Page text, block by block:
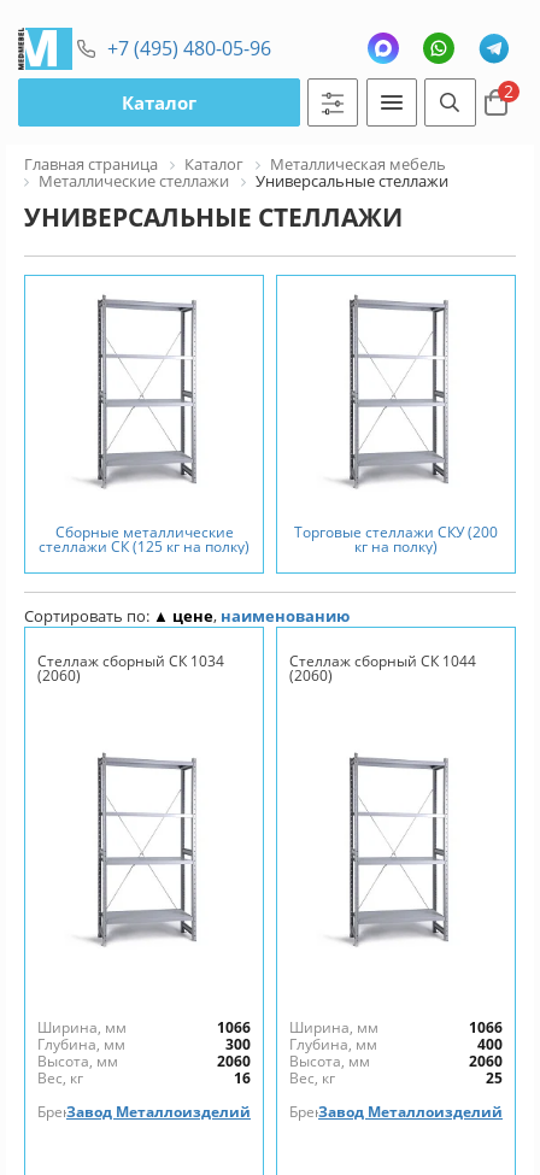
+7 (495) 480-05-96
Каталог 2
Главная страница Каталог Металлическая мебель
Металлические стеллажи Универсальные стеллажи
УНИВЕРСАЛЬНЫЕ СТЕЛЛАЖИ
Сборные металлические
стеллажи СК (125 кг на полку)
Торговые стеллажи СКУ (200
кг на полку)
Сортировать по: ▲ цене, наименованию
Стеллаж сборный СК 1034
(2060)
Ширина, мм
1066
Глубина, мм
300
Высота, мм
2060
Вес, кг
16
БрендЗавод Металлоизделий
Стеллаж сборный СК 1044
(2060)
Ширина, мм
1066
Глубина, мм
400
Высота, мм
2060
Вес, кг
25
БрендЗавод Металлоизделий